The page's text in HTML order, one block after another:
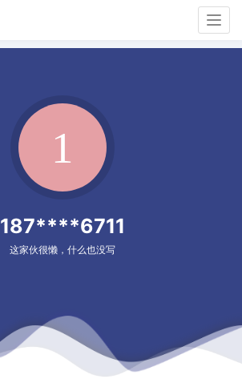
187****6711
这家伙很懒，什么也没写